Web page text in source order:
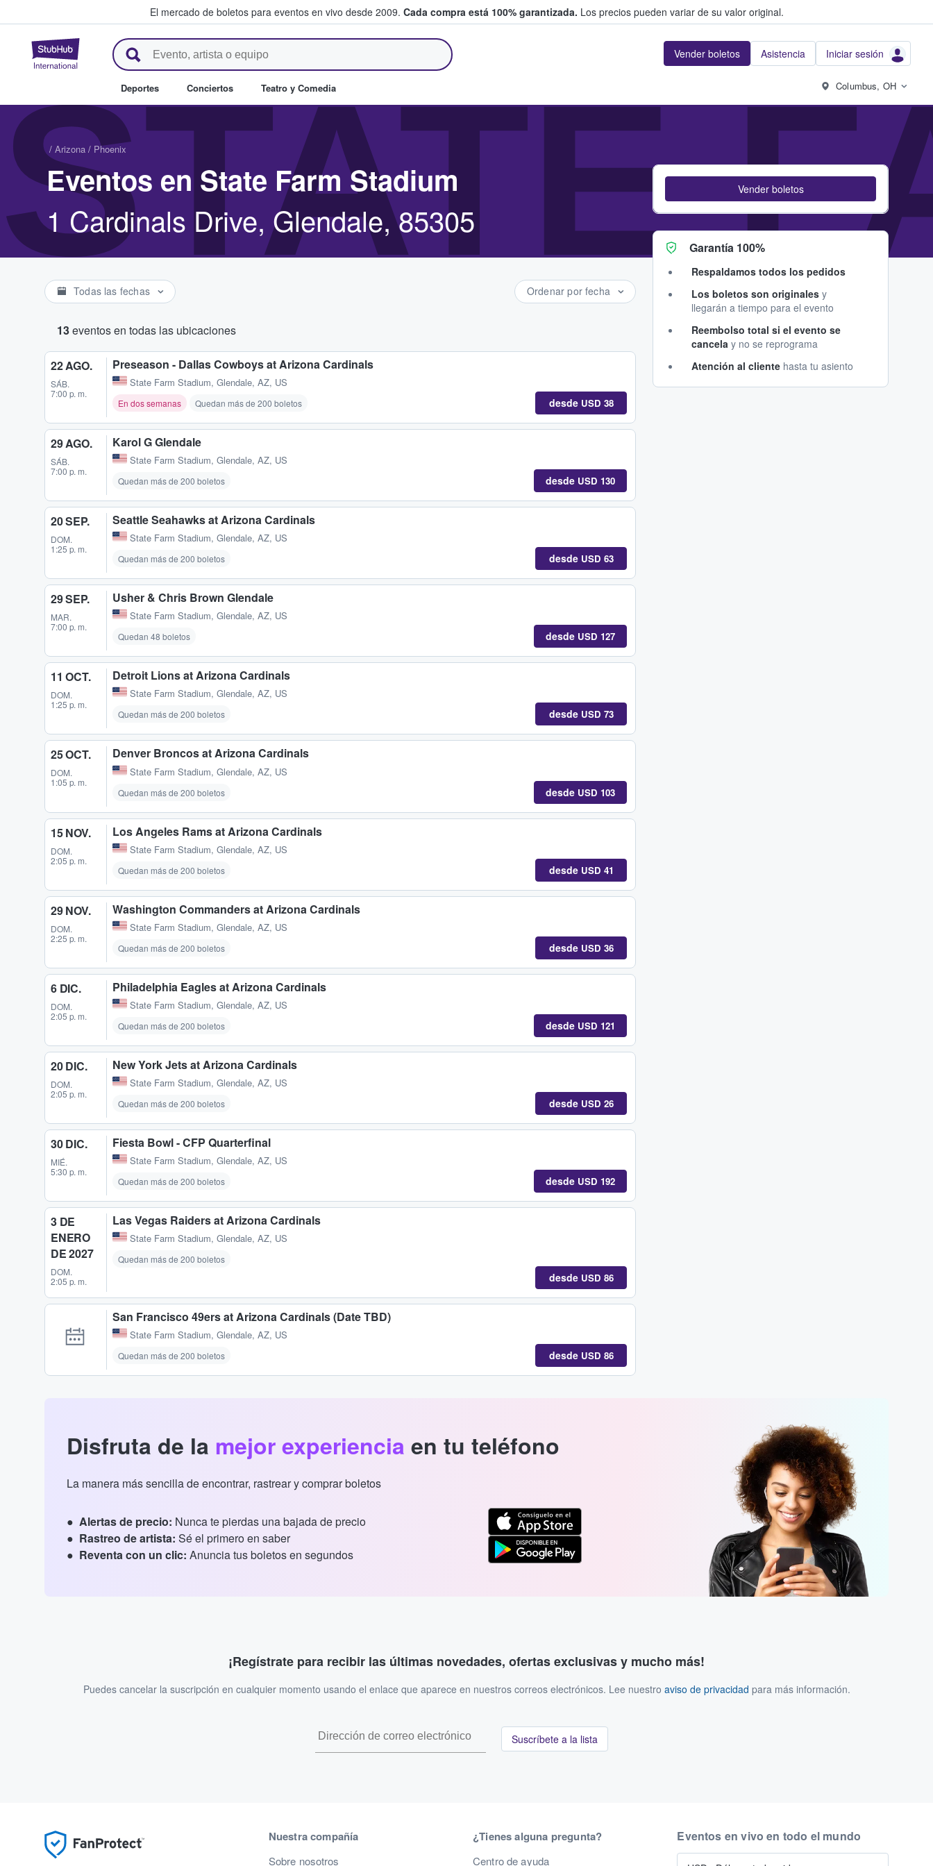
El mercado de boletos para eventos en vivo desde 2009. Cada compra está 100% garantizada. Los precios pueden variar de su valor original.
StubHub: donde los fans compran y venden boletos Vender boletos Asistencia Iniciar sesión
Deportes Conciertos Teatro y Comedia Columbus, OH
STATE
/ Arizona / Phoenix
Eventos en State Farm Stadium
1 Cardinals Drive, Glendale, 85305
Todas las fechas Ordenar por fecha
13eventos en todas las ubicaciones
22 AGO.
SÁB.
7:00 p. m.
Preseason - Dallas Cowboys at Arizona Cardinals
State Farm Stadium, Glendale, AZ, US
En dos semanas Quedan más de 200 boletos desde USD 38
29 AGO.
SÁB.
7:00 p. m.
Karol G Glendale
State Farm Stadium, Glendale, AZ, US
Quedan más de 200 boletos desde USD 130
20 SEP.
DOM.
1:25 p. m.
Seattle Seahawks at Arizona Cardinals
State Farm Stadium, Glendale, AZ, US
Quedan más de 200 boletos desde USD 63
29 SEP.
MAR.
7:00 p. m.
Usher & Chris Brown Glendale
State Farm Stadium, Glendale, AZ, US
Quedan 48 boletos desde USD 127
11 OCT.
DOM.
1:25 p. m.
Detroit Lions at Arizona Cardinals
State Farm Stadium, Glendale, AZ, US
Quedan más de 200 boletos desde USD 73
25 OCT.
DOM.
1:05 p. m.
Denver Broncos at Arizona Cardinals
State Farm Stadium, Glendale, AZ, US
Quedan más de 200 boletos desde USD 103
15 NOV.
DOM.
2:05 p. m.
Los Angeles Rams at Arizona Cardinals
State Farm Stadium, Glendale, AZ, US
Quedan más de 200 boletos desde USD 41
29 NOV.
DOM.
2:25 p. m.
Washington Commanders at Arizona Cardinals
State Farm Stadium, Glendale, AZ, US
Quedan más de 200 boletos desde USD 36
6 DIC.
DOM.
2:05 p. m.
Philadelphia Eagles at Arizona Cardinals
State Farm Stadium, Glendale, AZ, US
Quedan más de 200 boletos desde USD 121
20 DIC.
DOM.
2:05 p. m.
New York Jets at Arizona Cardinals
State Farm Stadium, Glendale, AZ, US
Quedan más de 200 boletos desde USD 26
30 DIC.
MIÉ.
5:30 p. m.
Fiesta Bowl - CFP Quarterfinal
State Farm Stadium, Glendale, AZ, US
Quedan más de 200 boletos desde USD 192
3 DE
ENERO
DE 2027
DOM.
2:05 p. m.
Las Vegas Raiders at Arizona Cardinals
State Farm Stadium, Glendale, AZ, US
Quedan más de 200 boletos
desde USD 86
San Francisco 49ers at Arizona Cardinals (Date TBD)
State Farm Stadium, Glendale, AZ, US
Quedan más de 200 boletos desde USD 86
Vender boletos
Garantía 100%
Respaldamos todos los pedidos
Los boletos son originales y
llegarán a tiempo para el evento
Reembolso total si el evento se
cancela y no se reprograma
Atención al cliente hasta tu asiento
Disfruta de la mejor experiencia en tu teléfono
La manera más sencilla de encontrar, rastrear y comprar boletos
Alertas de precio: Nunca te pierdas una bajada de precio
Rastreo de artista: Sé el primero en saber
Reventa con un clic: Anuncia tus boletos en segundos
¡Regístrate para recibir las últimas novedades, ofertas exclusivas y mucho más!
Puedes cancelar la suscripción en cualquier momento usando el enlace que aparece en nuestros correos electrónicos. Lee nuestro aviso de privacidad para más información.
Suscríbete a la lista
Nuestra compañía
Sobre nosotros
¿Tienes alguna pregunta?
Centro de ayuda
Eventos en vivo en todo el mundo